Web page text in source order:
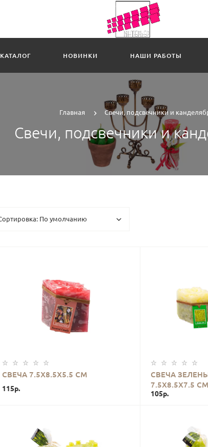
КАТАЛОГ НОВИНКИ НАШИ РАБОТЫ
Главная Свечи, подсвечники и
Свечи, подсвечники и
СВЕЧА 7.5Х8.5Х5.5 СМ
115р.
СВЕЧА
7.5Х8.5Х7.5 СМ
105р.